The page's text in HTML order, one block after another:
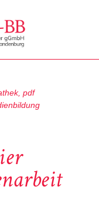
, pdf